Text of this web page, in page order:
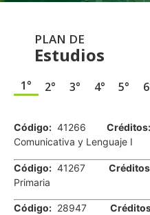
PLAN DE
Estudios
1° 2° 3° 4° 5°
Código: 41266 Créditos:
Comunicativa y Lenguaje I
Código: 41267
Primaria
Código: 28947